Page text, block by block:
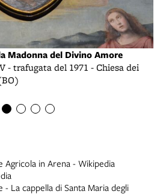
Madonna del Divino Amore
- trafugata del 1971 - Chiesa dei
Agricola in Arena - Wikipedia
- La cappella di Santa Maria degli